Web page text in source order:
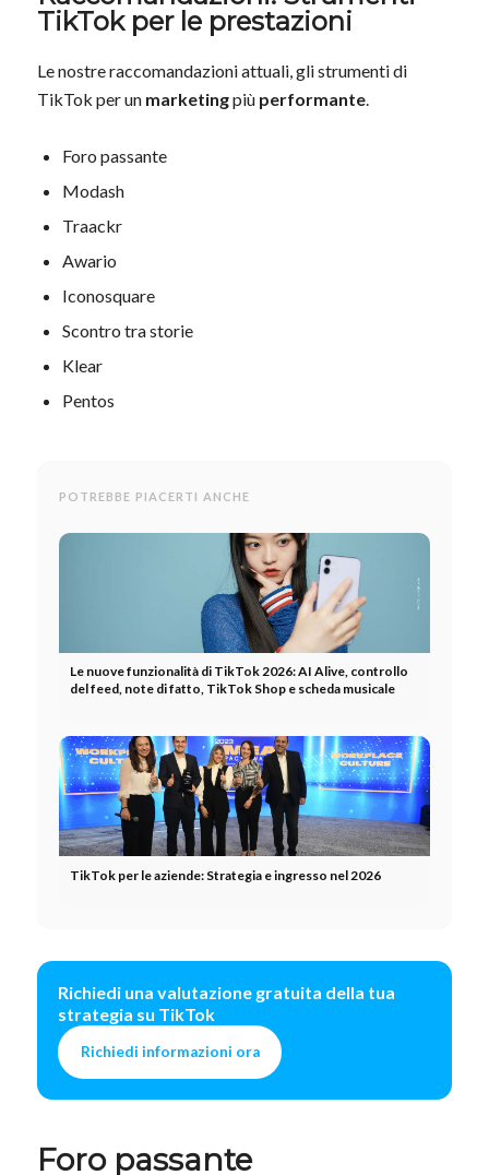
TikTok per le prestazioni
Le nostre raccomandazioni attuali, gli strumenti di
TikTok per un marketingpiù performante.
Foro passante
Modash
Traackr
Awario
Iconosquare
Scontro tra storie
Klear
Pentos
POTREBBE PIACERTI ANCHE
Le nuove funzionalità di TikTok 2026: AI Alive, controllo
del feed, note di fatto, TikTok Shop e scheda musicale
TikTok per le aziende: Strategia e ingresso nel 2026
Richiedi una valutazione gratuita della tua
strategia su TikTok
Richiedi informazioni ora
Foro passante